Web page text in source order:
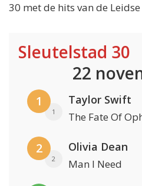
30 met de hits van de
Sleutelstad 30
22
1
1
Taylor Swift
The Fate Of
2
2
Olivia Dean
Man I Need